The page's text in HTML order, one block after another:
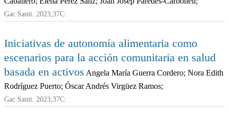
Gac Sanit. 2023;37C:
Iniciativas de autonomía alimentaria como
escenarios para la acción comunitaria en salud
basada en activos Angela María Guerra Cordero; Nora Edith
Rodríguez Puerto; Óscar Andrés Virgüez Ramos;
Gac Sanit. 2023;37C: